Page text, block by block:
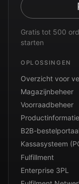
Gratis tot 500
starten
OPLOSSINGEN
Overzicht voor
Magazijnbeheer
Voorraadbeheer
B2B-
Kassasysteem
Fulfillment
Enterprise 3PL